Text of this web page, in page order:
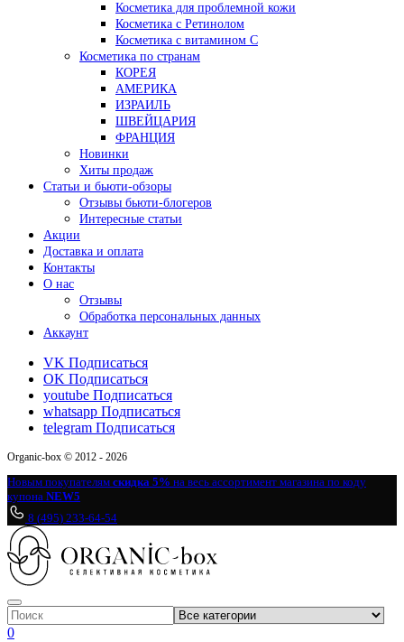
Косметика для проблемной кожи
Косметика с Ретинолом
Косметика с витамином С
Косметика по странам
КОРЕЯ
АМЕРИКА
ИЗРАИЛЬ
ШВЕЙЦАРИЯ
ФРАНЦИЯ
Новинки
Хиты продаж
Статьи и бьюти-обзоры
Отзывы бьюти-блогеров
Интересные статьи
Акции
Доставка и оплата
Контакты
О нас
Отзывы
Обработка персональных данных
Аккаунт
VK Подписаться
OK Подписаться
youtube Подписаться
whatsapp Подписаться
telegram Подписаться
Organic-box © 2012 - 2026
Новым покупателям скидка 5% на весь ассортимент магазина по коду
купона NEW5
8 (495) 233-64-54
0